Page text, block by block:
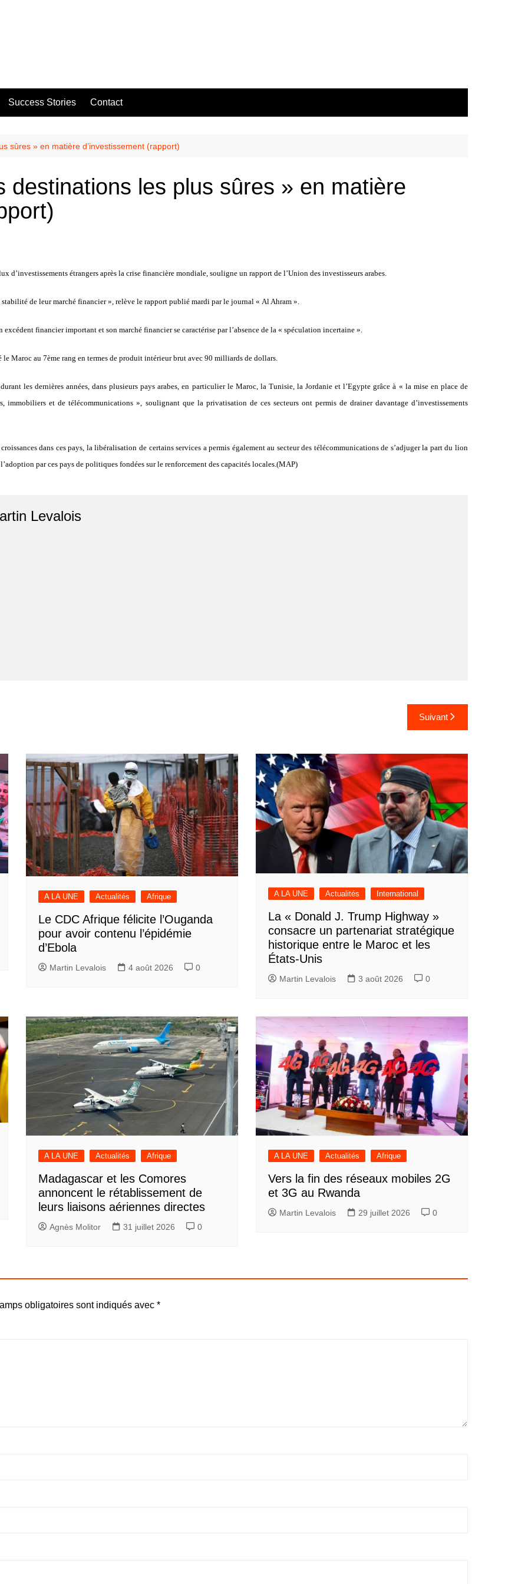
Success Stories Contact
sûres » en matière d’investissement (rapport)
destinations les plus sûres » en matière
d’investissements étrangers après la crise financière mondiale, souligne un rapport de l’Union des investisseurs arabes.
de leur marché financier », relève le rapport publié mardi par le journal « Al Ahram ».
financier important et son marché financier se caractérise par l’absence de la « spéculation incertaine ».
Maroc au 7ème rang en termes de produit intérieur brut avec 90 milliards de dollars.
les dernières années, dans plusieurs pays arabes, en particulier le Maroc, la Tunisie, la Jordanie et l’Egypte grâce à « la mise en place de
immobiliers et de télécommunications », soulignant que la privatisation de ces secteurs ont permis de drainer davantage d’investissements
dans ces pays, la libéralisation de certains services a permis également au secteur des télécommunications de s’adjuger la part du lion
par ces pays de politiques fondées sur le renforcement des capacités locales.(MAP)
Levalois
Suivant
A LA UNE Actualités Afrique
Le CDC Afrique félicite l’Ouganda
pour avoir contenu l’épidémie
d’Ebola
Martin Levalois 4 août 2026 0
A LA UNE Actualités International
La « Donald J. Trump Highway »
consacre un partenariat stratégique
historique entre le Maroc et les
États-Unis
Martin Levalois 3 août 2026 0
A LA UNE Actualités Afrique
Madagascar et les Comores
annoncent le rétablissement de
leurs liaisons aériennes directes
Agnès Molitor 31 juillet 2026 0
A LA UNE Actualités Afrique
Vers la fin des réseaux mobiles 2G
et 3G au Rwanda
Martin Levalois 29 juillet 2026 0
obligatoires sont indiqués avec *